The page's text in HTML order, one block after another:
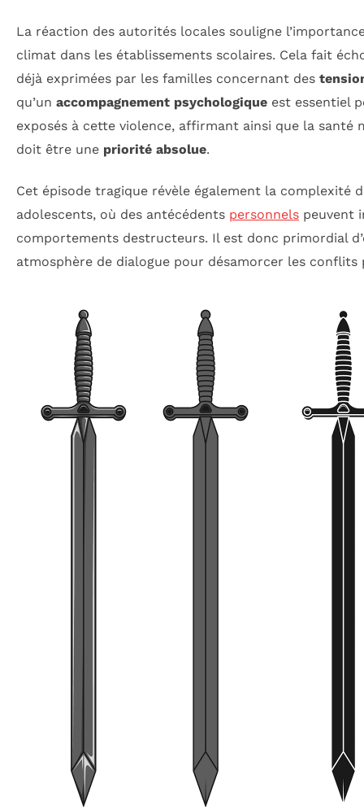
La réaction des autorités locales souligne
climat dans les établissements scolaires. Cela fait
déjà exprimées par les familles concernant des
qu’un accompagnement psychologique est essentiel
exposés à cette violence, affirmant ainsi que la santé
doit être une priorité absolue.
Cet épisode tragique révèle également la complexité
adolescents, où des antécédents personnels peuvent
comportements destructeurs. Il est donc primordial
atmosphère de dialogue pour désamorcer les conflits